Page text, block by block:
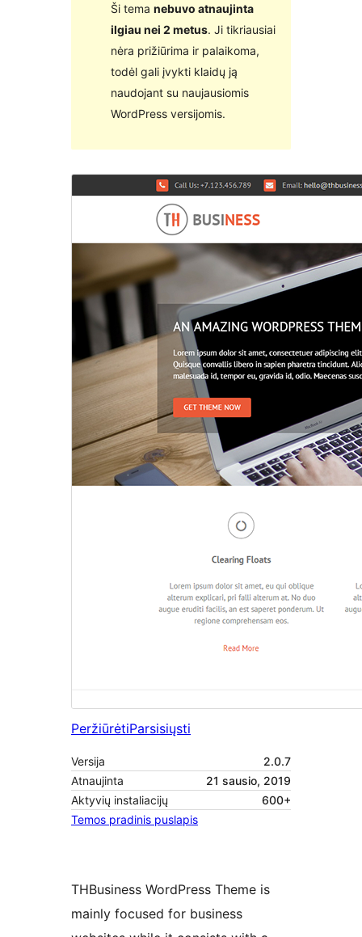
Ši tema nebuvo atnaujinta
ilgiau nei 2 metus. Ji tikriausiai
nėra prižiūrima ir palaikoma,
todėl gali įvykti klaidų ją
naudojant su naujausiomis
WordPress versijomis.
PeržiūrėtiParsisiųsti
Versija
2.0.7
Atnaujinta
21 sausio, 2019
Aktyvių instaliacijų
600+
Temos pradinis puslapis
THBusiness WordPress Theme is
mainly focused for business